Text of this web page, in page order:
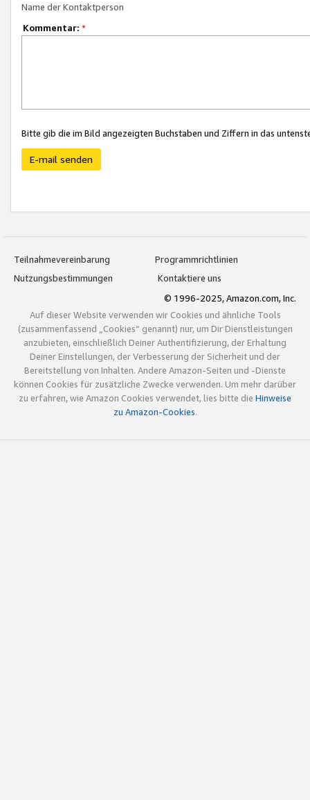
Name der Kontaktperson
Kommentar: *
Bitte gib die im Bild angezeigten Buchstaben und Ziffern in das
E-mail senden
Teilnahmevereinbarung
Programmrichtlinien
Nutzungsbestimmungen
Kontaktiere uns
© 1996-2025, Amazon.com, Inc.
Auf dieser Website verwenden wir Cookies und ähnliche Tools
(zusammenfassend „Cookies“ genannt) nur, um Dir Dienstleistungen
anzubieten, einschließlich Deiner Authentifizierung, der Erhaltung
Deiner Einstellungen, der Verbesserung der Sicherheit und der
Bereitstellung von Inhalten. Andere Amazon-Seiten und -Dienste
können Cookies für zusätzliche Zwecke verwenden. Um mehr darüber
zu erfahren, wie Amazon Cookies verwendet, lies bitte die Hinweise
zu Amazon-Cookies.